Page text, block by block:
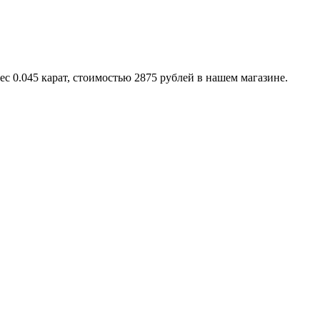
0.045 карат, стоимостью 2875 рублей в нашем магазине.